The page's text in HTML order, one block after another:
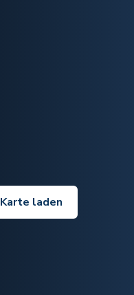
Karte laden